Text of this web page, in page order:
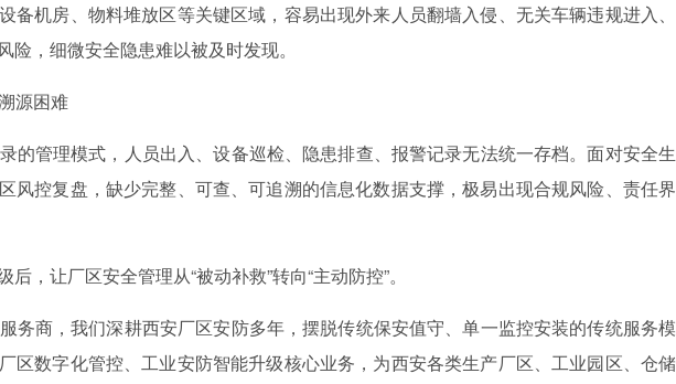
备机房、物料堆放区等关键区域，容易出现外来人员翻墙入侵、无关车辆违规进入、
险，细微安全隐患难以被及时发现。
源困难
管理模式，人员出入、设备巡检、隐患排查、报警记录无法统一存档。面对安全生
风控复盘，缺少完整、可查、可追溯的信息化数据支撑，极易出现合规风险、责任界
让厂区安全管理从“被动补救”转向“主动防控”。
商，我们深耕西安厂区安防多年，摆脱传统保安值守、单一监控安装的传统服务模
区数字化管控、工业安防智能升级核心业务，为西安各类生产厂区、工业园区、仓储